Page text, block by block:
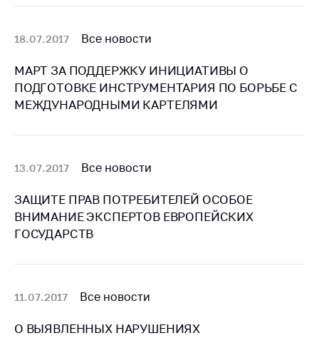
Важное на сайте
цен
Ценообразование
на лекарственные
медицинскую
Решение Комиссии
по установлению
факта нарушения
законодательства
Предостережения и
18.07.2017 Все новости
МАРТ ЗА ПОДДЕРЖКУ ИНИЦИАТИВЫ О
ПОДГОТОВКЕ ИНСТРУМЕНТАРИЯ ПО БОРЬБЕ С
МЕЖДУНАРОДНЫМИ КАРТЕЛЯМИ
13.07.2017 Все новости
ЗАЩИТЕ ПРАВ ПОТРЕБИТЕЛЕЙ ОСОБОЕ
ВНИМАНИЕ ЭКСПЕРТОВ ЕВРОПЕЙСКИХ
ГОСУДАРСТВ
11.07.2017 Все новости
О ВЫЯВЛЕННЫХ НАРУШЕНИЯХ